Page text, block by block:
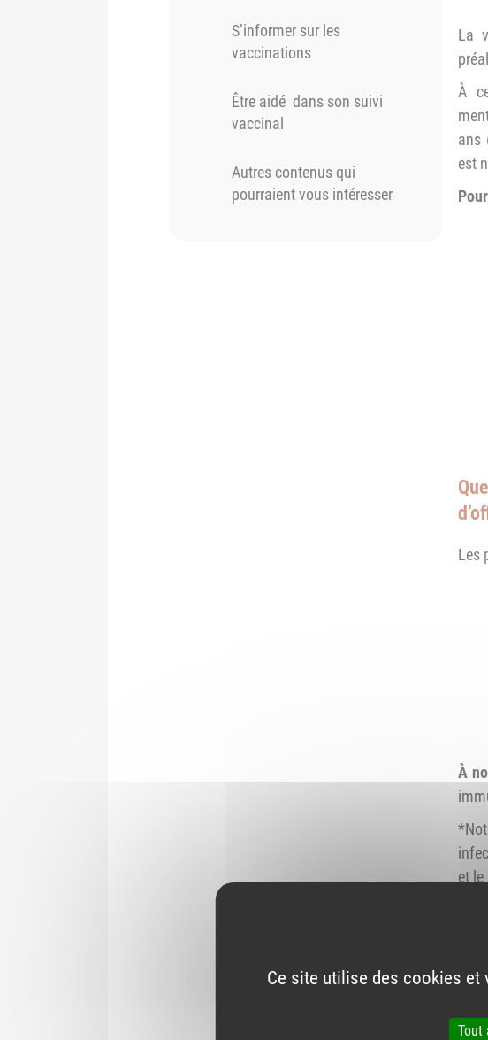
S’informer sur les
vaccinations
Être aidé dans son suivi
vaccinal
Autres contenus qui
pourraient vous intéresser
La
À
ans
est
Les
À
et
Ce site utilise des cookies et
Tout